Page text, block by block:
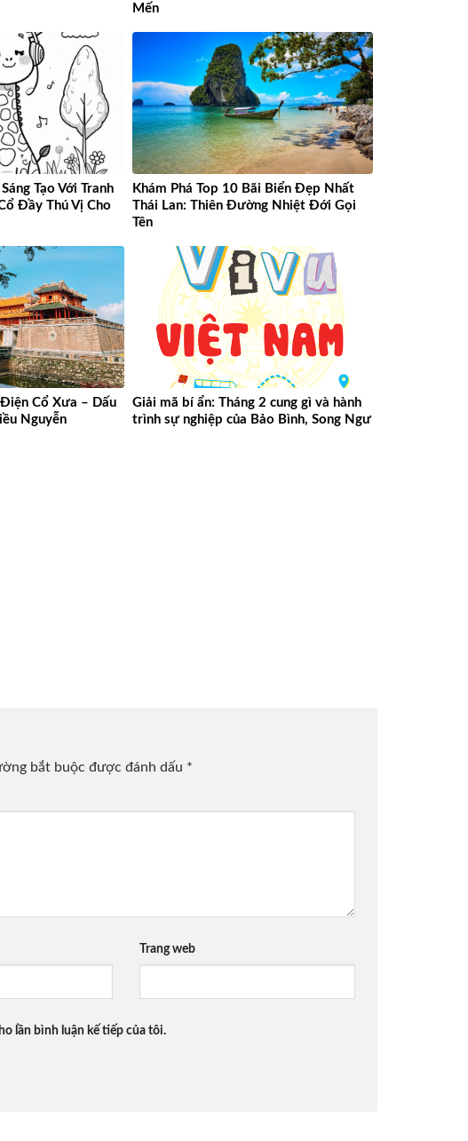
Mến
Tạo Với Tranh
Đầy Thú Vị Cho
Khám Phá Top 10 Bãi Biển Đẹp Nhất
Thái Lan: Thiên Đường Nhiệt Đới Gọi
Tên
Cổ Xưa – Dấu
Nguyễn
Giải mã bí ẩn: Tháng 2 cung gì và hành
trình sự nghiệp của Bảo Bình, Song Ngư
bắt buộc được đánh dấu *
Trang web
lần bình luận kế tiếp của tôi.